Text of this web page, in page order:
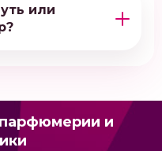
или
и